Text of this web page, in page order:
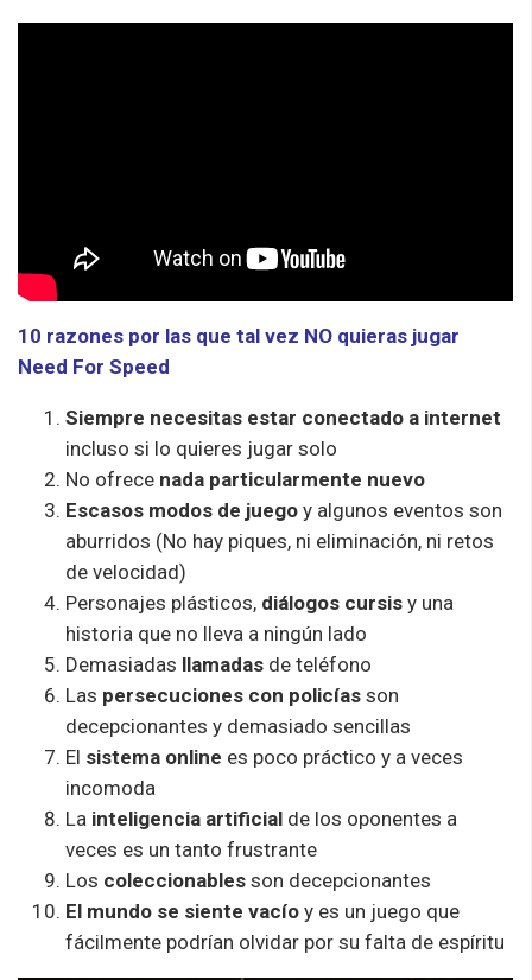
10 razones por las que tal vez NO quieras jugar
Need For Speed
Siempre necesitas estar conectado a internet
incluso si lo quieres jugar solo
No ofrece nada particularmente nuevo
Escasos modos de juego y algunos eventos son
aburridos (No hay piques, ni eliminación, ni retos
de velocidad)
Personajes plásticos, diálogos cursis y una
historia que no lleva a ningún lado
Demasiadas llamadas de teléfono
Las persecuciones con policías son
decepcionantes y demasiado sencillas
El sistema online es poco práctico y a veces
incomoda
La inteligencia artificial de los oponentes a
veces es un tanto frustrante
Los coleccionables son decepcionantes
El mundo se siente vacío y es un juego que
fácilmente podrían olvidar por su falta de espíritu